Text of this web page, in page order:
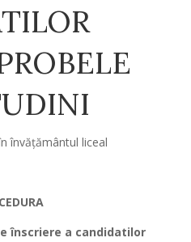
învățământul liceal
înscriere a candidatilor